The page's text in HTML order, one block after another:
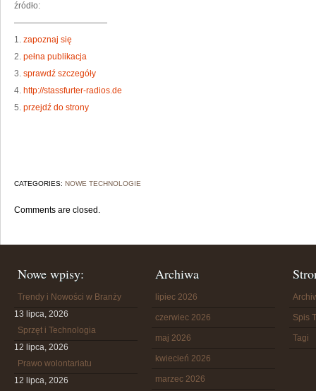
źródło:
———————————
1. zapoznaj się
2. pełna publikacja
3. sprawdź szczegóły
4. http://stassfurter-radios.de
5. przejdź do strony
CATEGORIES: NOWE TECHNOLOGIE
Comments are closed.
Nowe wpisy:
Trendy i Nowości w Branży
13 lipca, 2026
Sprzęt i Technologia
12 lipca, 2026
Prawo wolontariatu
12 lipca, 2026
Archiwa
lipiec 2026
czerwiec 2026
maj 2026
kwiecień 2026
marzec 2026
Spis
Tagi